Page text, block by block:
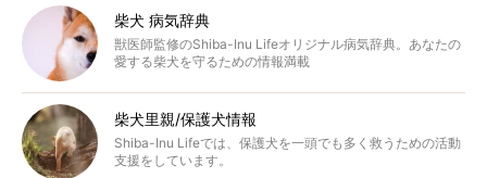
柴犬 病気辞典
獣医師監修のShiba-Inu Lifeオリジナル病気辞典。あなたの
愛する柴犬を守るための情報満載
柴犬里親/保護犬情報
Shiba-Inu Lifeでは、保護犬を一頭でも多く救うための活動
支援をしています。